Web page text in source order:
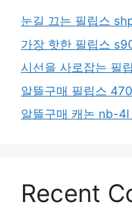
눈길 끄는 필립스
가장 핫한 필립스
시선을 사로잡는 필
알뜰구매 필립스
알뜰구매 캐논 nb-4l
Recent